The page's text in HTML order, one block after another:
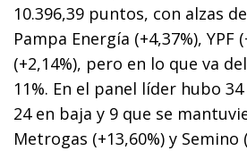
10.396,39 puntos, con alzas
Pampa Energía (+4,37%), YPF
(+2,14%), pero en lo que va
11%. En el panel líder hubo
24 en baja y 9 que se
Metrogas (+13,60%) y Semino